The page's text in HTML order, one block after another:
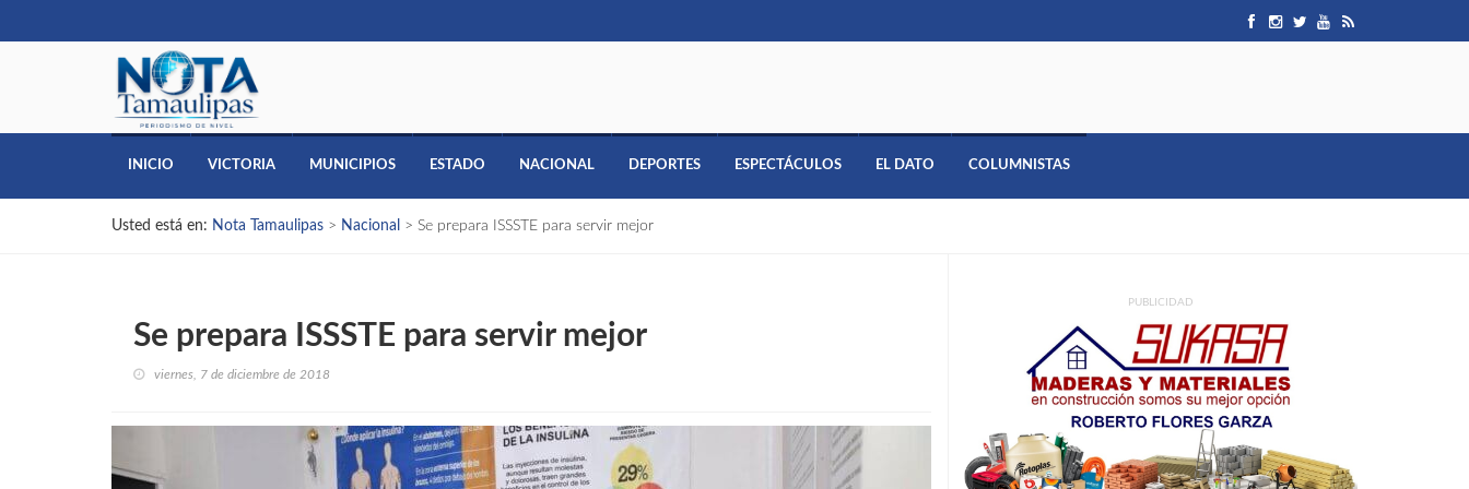
INICIO VICTORIA MUNICIPIOS ESTADO NACIONAL DEPORTES ESPECTÁCULOS EL DATO COLUMNISTAS
Usted está en: Nota Tamaulipas > Nacional > Se prepara ISSSTE para servir mejor
Se prepara ISSSTE para servir mejor
viernes, 7 de diciembre de 2018
PUBLICIDAD